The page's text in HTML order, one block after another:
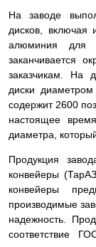
На заводе
дисков, включая
алюминия для
заканчивается
заказчикам. На
диски
содержит 2600
настоящее
диаметра,
Продукция
конвейеры
конвейеры
производимые
надежность.
соответствие